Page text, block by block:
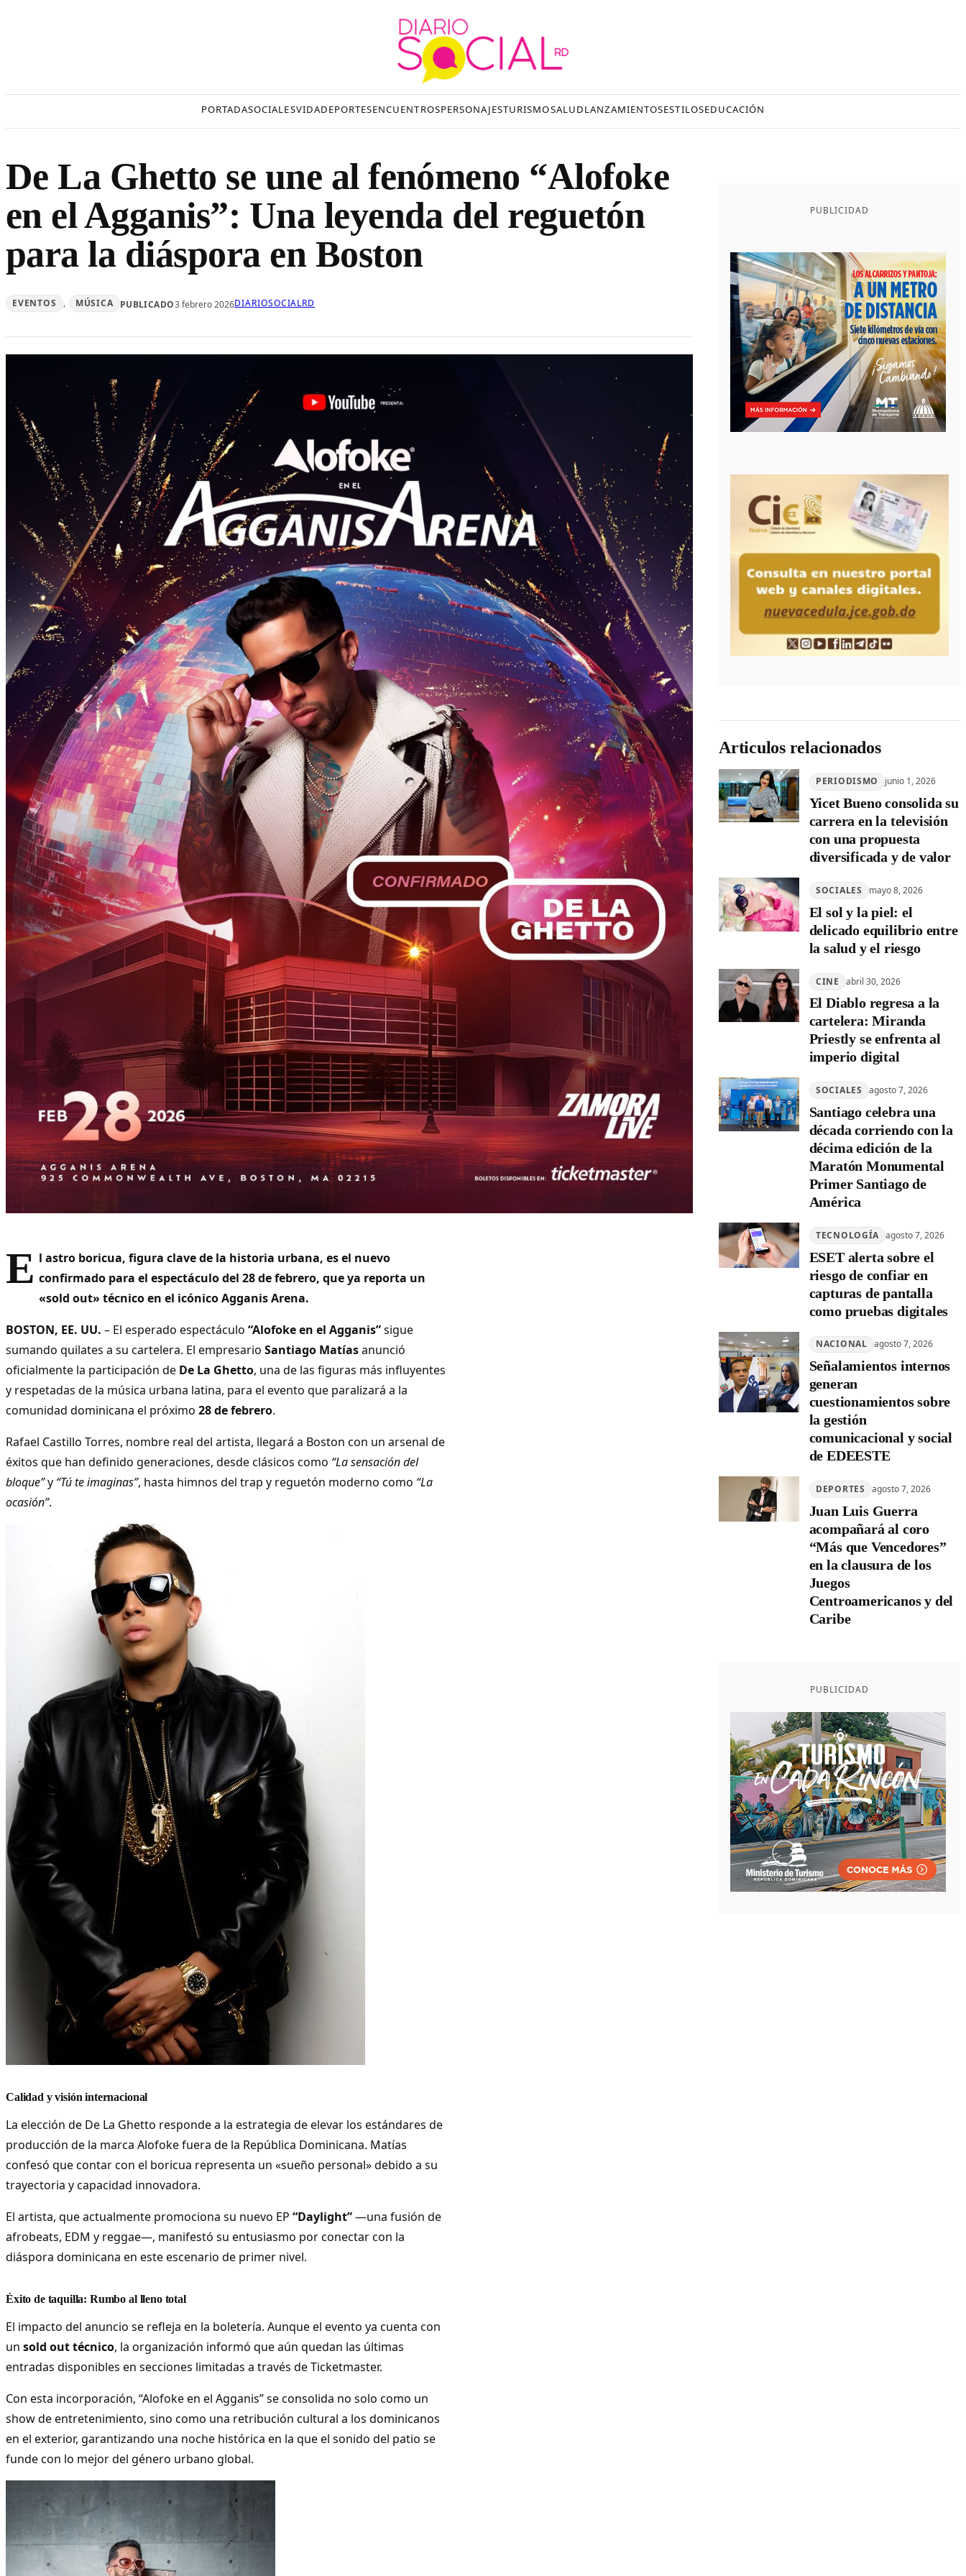
PORTADASOCIALESVIDADEPORTESENCUENTROSPERSONAJESTURISMOSALUDLANZAMIENTOSESTILOSEDUCACIÓN
De La Ghetto se une al fenómeno “Alofoke
en el Agganis”: Una leyenda del reguetón
para la diáspora en Boston
EVENTOS , MÚSICA PUBLICADO3 febrero 2026DIARIOSOCIALRD
E l astro boricua, figura clave de la historia urbana, es el nuevo
confirmado para el espectáculo del 28 de febrero, que ya reporta un
«sold out» técnico en el icónico Agganis Arena.
BOSTON, EE. UU. – El esperado espectáculo “Alofoke en el Agganis”sigue
sumando quilates a su cartelera. El empresario Santiago Matíasanunció
oficialmente la participación de De La Ghetto, una de las figuras más influyentes
y respetadas de la música urbana latina, para el evento que paralizará a la
comunidad dominicana el próximo 28 de febrero.
Rafael Castillo Torres, nombre real del artista, llegará a Boston con un arsenal de
éxitos que han definido generaciones, desde clásicos como “La sensación del
bloque”y “Tú te imaginas”, hasta himnos del trap y reguetón moderno como “La
ocasión”.
Calidad y visión internacional
La elección de De La Ghetto responde a la estrategia de elevar los estándares de
producción de la marca Alofoke fuera de la República Dominicana. Matías
confesó que contar con el boricua representa un «sueño personal» debido a su
trayectoria y capacidad innovadora.
El artista, que actualmente promociona su nuevo EP “Daylight”—una fusión de
afrobeats, EDM y reggae—, manifestó su entusiasmo por conectar con la
diáspora dominicana en este escenario de primer nivel.
Éxito de taquilla: Rumbo al lleno total
El impacto del anuncio se refleja en la boletería. Aunque el evento ya cuenta con
un sold out técnico, la organización informó que aún quedan las últimas
entradas disponibles en secciones limitadas a través de Ticketmaster.
Con esta incorporación, “Alofoke en el Agganis” se consolida no solo como un
show de entretenimiento, sino como una retribución cultural a los dominicanos
en el exterior, garantizando una noche histórica en la que el sonido del patio se
funde con lo mejor del género urbano global.
PUBLICIDAD
Articulos relacionados
PERIODISMO junio 1, 2026
Yicet Bueno consolida su
carrera en la televisión
con una propuesta
diversificada y de valor
SOCIALES mayo 8, 2026
El sol y la piel: el
delicado equilibrio entre
la salud y el riesgo
CINE abril 30, 2026
El Diablo regresa a la
cartelera: Miranda
Priestly se enfrenta al
imperio digital
SOCIALES agosto 7, 2026
Santiago celebra una
década corriendo con la
décima edición de la
Maratón Monumental
Primer Santiago de
América
TECNOLOGÍA agosto 7, 2026
ESET alerta sobre el
riesgo de confiar en
capturas de pantalla
como pruebas digitales
NACIONAL agosto 7, 2026
Señalamientos internos
generan
cuestionamientos sobre
la gestión
comunicacional y social
de EDEESTE
DEPORTES agosto 7, 2026
Juan Luis Guerra
acompañará al coro
“Más que Vencedores”
en la clausura de los
Juegos
Centroamericanos y del
Caribe
PUBLICIDAD